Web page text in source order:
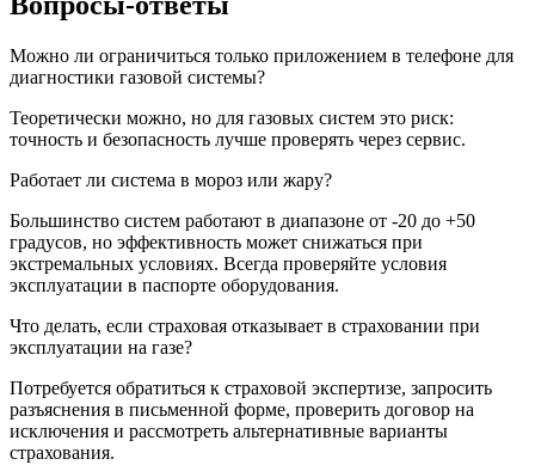
Можно ли ограничиться только приложением в телефоне для
диагностики газовой системы?
Теоретически можно, но для газовых систем это риск:
точность и безопасность лучше проверять через сервис.
Работает ли система в мороз или жару?
Большинство систем работают в диапазоне от -20 до +50
градусов, но эффективность может снижаться при
экстремальных условиях. Всегда проверяйте условия
эксплуатации в паспорте оборудования.
Что делать, если страховая отказывает в страховании при
эксплуатации на газе?
Потребуется обратиться к страховой экспертизе, запросить
разъяснения в письменной форме, проверить договор на
исключения и рассмотреть альтернативные варианты
страхования.